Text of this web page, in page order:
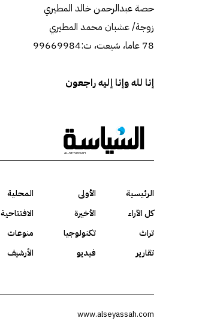
حصة عبدالرحمن خالد المطيري
زوجة/ عشبان محمد المطيري
78 عاما، شيعت، ت:99669984
إنا لله وإنا إليه راجعون
الرئيسية الأولى المحلية
كل الآراء
الأخيرة الافتتاحية
تراث
تكنولوجيا منوعات
تقارير
فيديو الأرشيف
www.alseyassah.com